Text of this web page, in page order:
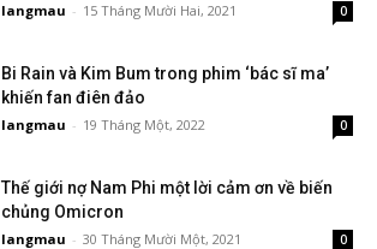
langmau - 15 Tháng Mười Hai, 2021 0
Bi Rain và Kim Bum trong phim ‘bác sĩ ma’
khiến fan điên đảo
langmau - 19 Tháng Một, 2022 0
Thế giới nợ Nam Phi một lời cảm ơn về biến
chủng Omicron
langmau - 30 Tháng Mười Một, 2021 0